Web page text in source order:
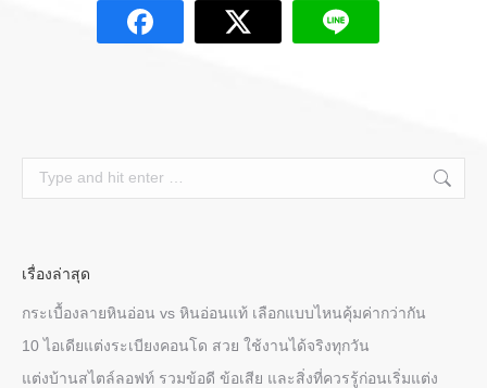
Search:
เรื่องล่าสุด
กระเบื้องลายหินอ่อน vs หินอ่อนแท้ เลือกแบบไหนคุ้มค่ากว่ากัน
10 ไอเดียแต่งระเบียงคอนโด สวย ใช้งานได้จริงทุกวัน
แต่งบ้านสไตล์ลอฟท์ รวมข้อดี ข้อเสีย และสิ่งที่ควรรู้ก่อนเริ่มแต่ง